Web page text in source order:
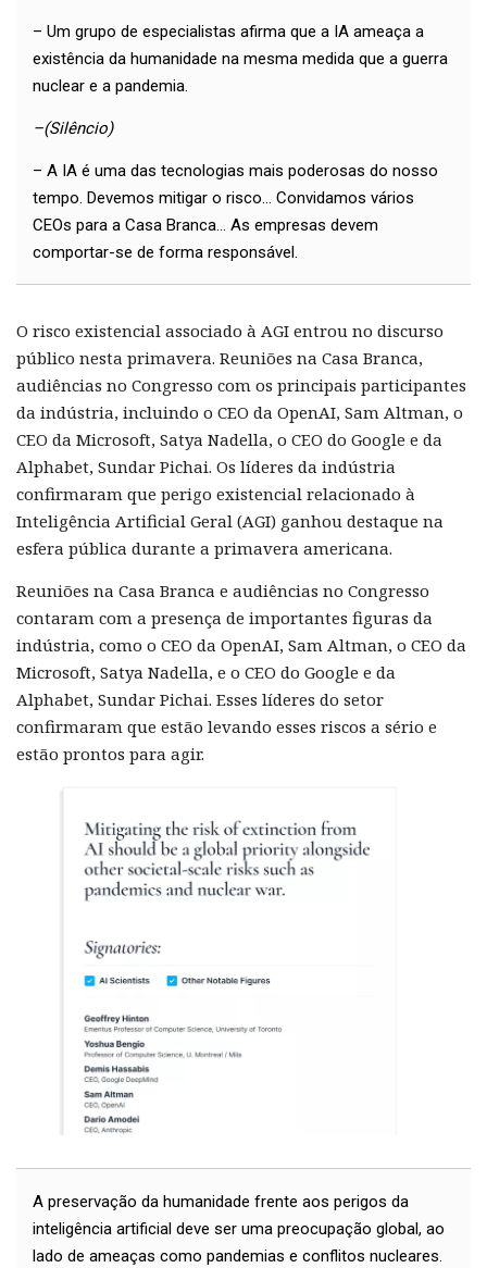
– Um grupo de especialistas afirma que a IA ameaça a
existência da humanidade na mesma medida que a guerra
nuclear e a pandemia.
–(Silêncio)
– A IA é uma das tecnologias mais poderosas do nosso
tempo. Devemos mitigar o risco... Convidamos vários
CEOs para a Casa Branca... As empresas devem
comportar-se de forma responsável.
O risco existencial associado à AGI entrou no discurso
público nesta primavera. Reuniões na Casa Branca,
audiências no Congresso com os principais participantes
da indústria, incluindo o CEO da OpenAI, Sam Altman, o
CEO da Microsoft, Satya Nadella, o CEO do Google e da
Alphabet, Sundar Pichai. Os líderes da indústria
confirmaram que perigo existencial relacionado à
Inteligência Artificial Geral (AGI) ganhou destaque na
esfera pública durante a primavera americana.
Reuniões na Casa Branca e audiências no Congresso
contaram com a presença de importantes figuras da
indústria, como o CEO da OpenAI, Sam Altman, o CEO da
Microsoft, Satya Nadella, e o CEO do Google e da
Alphabet, Sundar Pichai. Esses líderes do setor
confirmaram que estão levando esses riscos a sério e
estão prontos para agir.
A preservação da humanidade frente aos perigos da
inteligência artificial deve ser uma preocupação global, ao
lado de ameaças como pandemias e conflitos nucleares.